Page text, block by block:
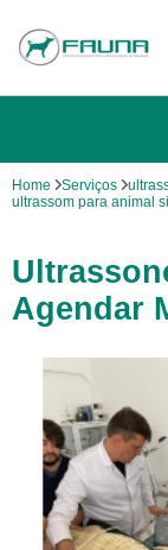
Home Serviços
ultrassom para animal
Agendar